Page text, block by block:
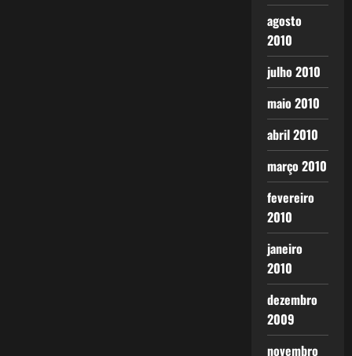
agosto
2010
julho 2010
maio 2010
abril 2010
março 2010
fevereiro
2010
janeiro
2010
dezembro
2009
novembro